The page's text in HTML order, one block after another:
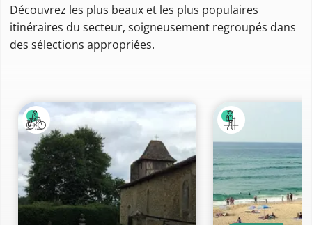
Découvrez les plus beaux et les plus populaires
itinéraires du secteur, soigneusement regroupés dans
des sélections appropriées.